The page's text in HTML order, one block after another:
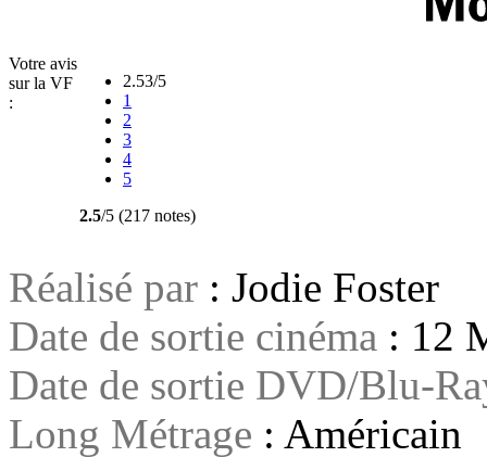
Votre avis
sur la VF
:
2.53/5
1
2
3
4
5
2.5/5 (217 notes)
Réalisé par : Jodie Foster
Date de sortie cinéma : 12
Date de sortie DVD/Blu-
Long Métrage : Américain